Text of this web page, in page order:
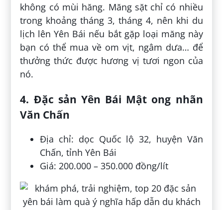
không có mùi hăng. Măng sặt chỉ có nhiều
trong khoảng tháng 3, tháng 4, nên khi du
lịch lên Yên Bái nếu bắt gặp loại măng này
bạn có thể mua về om vịt, ngâm dưa… để
thưởng thức được hương vị tươi ngon của
nó.
4. Đặc sản Yên Bái Mật ong nhãn
Văn Chấn
Địa chỉ: dọc Quốc lộ 32, huyện Văn
Chấn, tỉnh Yên Bái
Giá: 200.000 – 350.000 đồng/lít